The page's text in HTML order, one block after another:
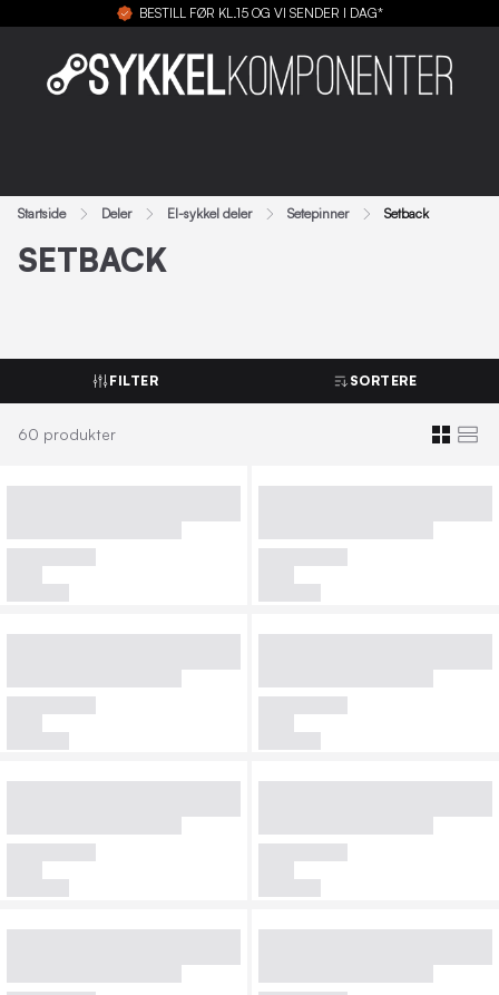
BESTILL FØR KL.15 OG VI SENDER I DAG*
Startside Deler El-sykkel deler Setepinner Setback
SETBACK
FILTER SORTERE
60 produkter